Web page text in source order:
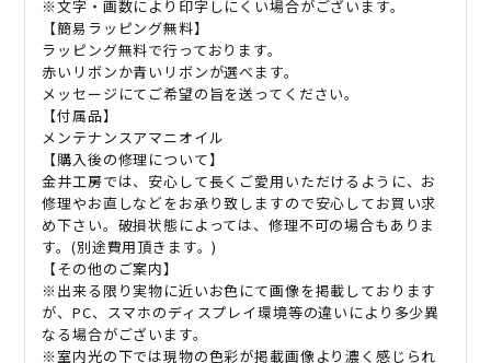
※文字・画数により印字しにくい場合がございます。
【簡易ラッピング無料】
ラッピング無料で行っております。
赤いリボンか青いリボンが選べます。
メッセージにてご希望の旨を送ってください。
【付属品】
メンテナンスアマニオイル
【購入後の修理について】
金井工房では、安心して長くご愛用いただけるように、お
修理やお直しなどをお承り致しますので安心してお買い求
め下さい。破損状態によっては、修理不可の場合もありま
す。(別途費用頂きます。)
【その他のご案内】
※出来る限り実物に近いお色にて画像を掲載しております
が、PC、スマホのディスプレイ環境等の違いにより多少異
なる場合がございます。
※室内光の下では現物の色彩が掲載画像より濃く感じられ